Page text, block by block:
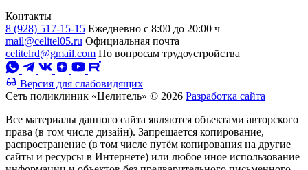
Контакты
8 (928) 517-15-15 Ежедневно с 8:00 до 20:00 ч
mail@celitel05.ru Официальная почта
celitelrd@gmail.com По вопросам трудоустройства
Версия для слабовидящих
Сеть поликлиник «Целитель» © 2026 Разработка сайта
Все материалы данного сайта являются объектами авторского
права (в том числе дизайн). Запрещается копирование,
распространение (в том числе путём копирования на другие
сайты и ресурсы в Интернете) или любое иное использование